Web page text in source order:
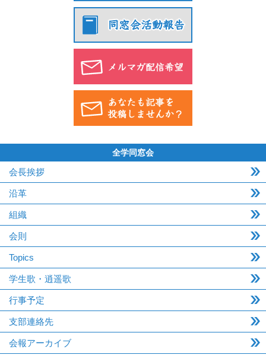
全学同窓会
会長挨拶
沿革
組織
会則
Topics
学生歌・逍遥歌
行事予定
支部連絡先
会報アーカイブ